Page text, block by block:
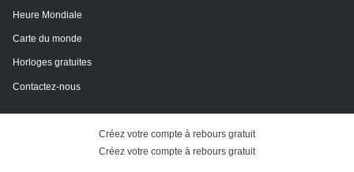
Heure Mondiale
Carte du monde
Horloges gratuites
Contactez-nous
Créez votre compte à rebours gratuit
Créez votre compte à rebours gratuit